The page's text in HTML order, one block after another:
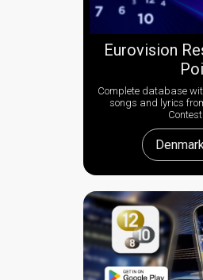
Eurovision
Complete database
songs and lyrics